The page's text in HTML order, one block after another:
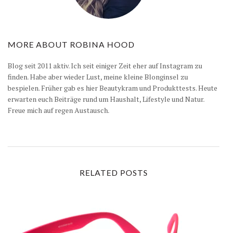
MORE ABOUT ROBINA HOOD
Blog seit 2011 aktiv. Ich seit einiger Zeit eher auf Instagram zu
finden. Habe aber wieder Lust, meine kleine Blonginsel zu
bespielen. Früher gab es hier Beautykram und Produkttests. Heute
erwarten euch Beiträge rund um Haushalt, Lifestyle und Natur.
Freue mich auf regen Austausch.
RELATED POSTS